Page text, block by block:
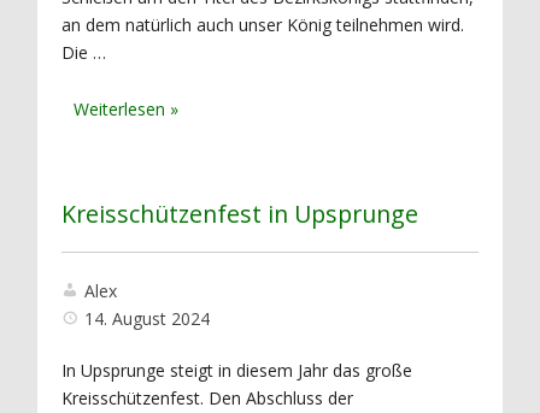
an dem natürlich auch unser König teilnehmen wird.
Die …
Kreisschützenfest in Upsprunge
Alex
14. August 2024
In Upsprunge steigt in diesem Jahr das große
Kreisschützenfest. Den Abschluss der